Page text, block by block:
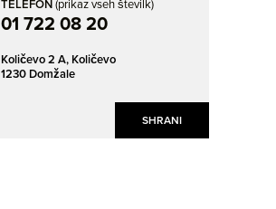
SHRANI
TELEFON(prikaz vseh številk)
01 722 08 20
Količevo 2 A, Količevo
1230 Domžale